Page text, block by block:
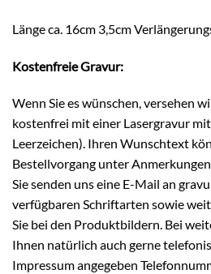
Länge ca. 16cm 3,5cm
Kostenfreie Gravur:
Wenn Sie es wünschen, versehen
kostenfrei mit einer Lasergravur
Leerzeichen). Ihren Wunschtext
Bestellvorgang unter
Sie senden uns eine E-Mail an
verfügbaren Schriftarten sowie
Sie bei den Produktbildern. Bei
Ihnen natürlich auch gerne
Impressum angegeben